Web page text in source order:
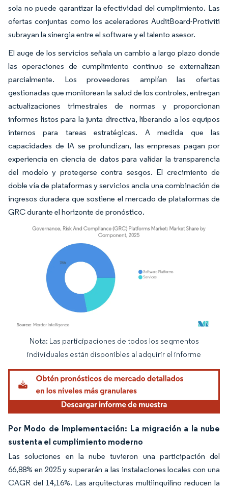
sola no puede garantizar la efectividad del cumplimiento. Las
ofertas conjuntas como los aceleradores AuditBoard-Protiviti
subrayan la sinergia entre el software y el talento asesor.
El auge de los servicios señala un cambio a largo plazo donde
las operaciones de cumplimiento continuo se externalizan
parcialmente. Los proveedores amplían las ofertas
gestionadas que monitorean la salud de los controles, entregan
actualizaciones trimestrales de normas y proporcionan
informes listos para la junta directiva, liberando a los equipos
internos para tareas estratégicas. A medida que las
capacidades de IA se profundizan, las empresas pagan por
experiencia en ciencia de datos para validar la transparencia
del modelo y protegerse contra sesgos. El crecimiento de
doble vía de plataformas y servicios ancla una combinación de
ingresos duradera que sostiene el mercado de plataformas de
GRC durante el horizonte de pronóstico.
Imagen © Mordor Intelligence. El uso requiere atribución según CC BY 4.0.
Nota: Las participaciones de todos los segmentos
individuales están disponibles al adquirir el informe
Por Modo de Implementación: La migración a la nube
sustenta el cumplimiento moderno
Las soluciones en la nube tuvieron una participación del
66,88% en 2025 y superarán a las instalaciones locales con una
CAGR del 14,16%. Las arquitecturas multiinquilino reducen la